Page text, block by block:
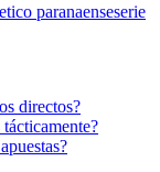
paranaenseserie
directos?